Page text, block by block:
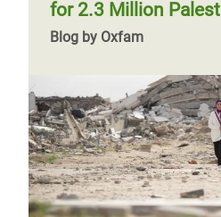
for 2.3 Million
Blog by Oxfam